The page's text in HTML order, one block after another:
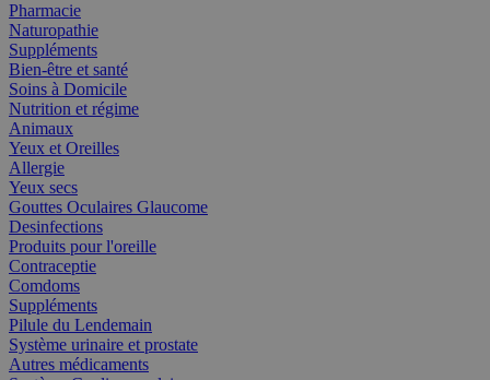
Pharmacie
Naturopathie
Suppléments
Bien-être et santé
Soins à Domicile
Nutrition et régime
Animaux
Yeux et Oreilles
Allergie
Yeux secs
Gouttes Oculaires Glaucome
Desinfections
Produits pour l'oreille
Contraceptie
Comdoms
Suppléments
Pilule du Lendemain
Système urinaire et prostate
Autres médicaments